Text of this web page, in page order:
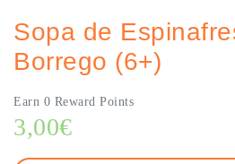
Sopa de
Borrego (6+)
Earn 0 Reward Points
3,00€